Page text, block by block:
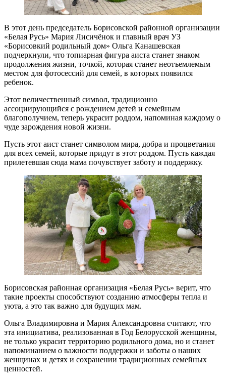
В этот день председатель Борисовской районной организации
«Белая Русь» Мария Лисичёнок и главный врач УЗ
«Борисовкий родильный дом» Ольга Канашевская
подчеркнули, что топиарная фигура аиста станет знаком
продолжения жизни, точкой, которая станет неотъемлемым
местом для фотосессий для семей, в которых появился
ребенок.
Этот величественный символ, традиционно
ассоциирующийся с рождением детей и семейным
благополучием, теперь украсит роддом, напоминая каждому о
чуде зарождения новой жизни.
Пусть этот аист станет символом мира, добра и процветания
для всех семей, которые придут в этот роддом. Пусть каждая
прилетевшая сюда мама почувствует заботу и поддержку.
Борисовская районная организация «Белая Русь» верит, что
такие проекты способствуют созданию атмосферы тепла и
уюта, а это так важно для будущих мам.
Ольга Владимировна и Мария Александровна считают, что
эта инициатива, реализованная в Год Белорусской женщины,
не только украсит территорию родильного дома, но и станет
напоминанием о важности поддержки и заботы о наших
женщинах и детях и сохранении традиционных семейных
ценностей.